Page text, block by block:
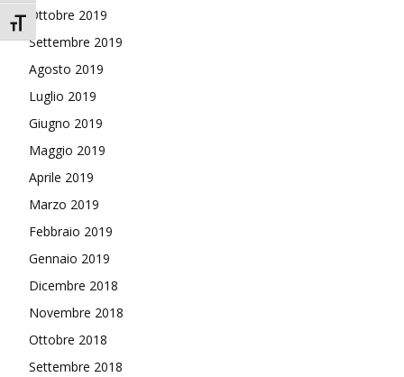
Attiva/disattiva dimensione testo
Ottobre 2019
Settembre 2019
Agosto 2019
Luglio 2019
Giugno 2019
Maggio 2019
Aprile 2019
Marzo 2019
Febbraio 2019
Gennaio 2019
Dicembre 2018
Novembre 2018
Ottobre 2018
Settembre 2018